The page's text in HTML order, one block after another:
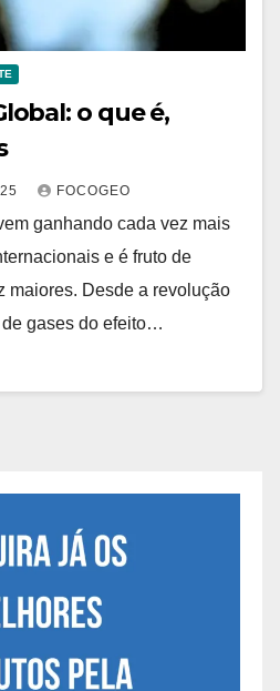
o que é,
FOCOGEO
ganhando cada vez mais
e é fruto de
maiores. Desde a revolução
gases do efeito…